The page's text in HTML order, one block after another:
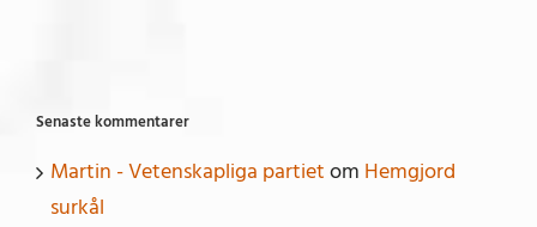
Senaste kommentarer
Martin - Vetenskapliga partietom Hemgjord
surkål